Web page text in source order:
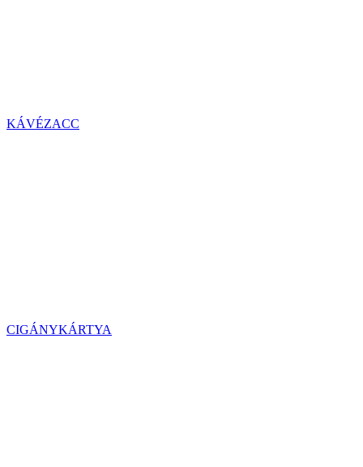
KÁVÉZACC
CIGÁNYKÁRTYA